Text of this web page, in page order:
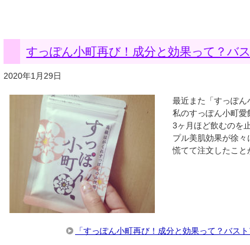
すっぽん小町再び！成分と効果って？バ
2020年1月29日
最近また「すっぽん
私のすっぽん小町愛
3ヶ月ほど飲むのを
プル美肌効果が徐々
慌てて注文したこと
「すっぽん小町再び！成分と効果って？バス